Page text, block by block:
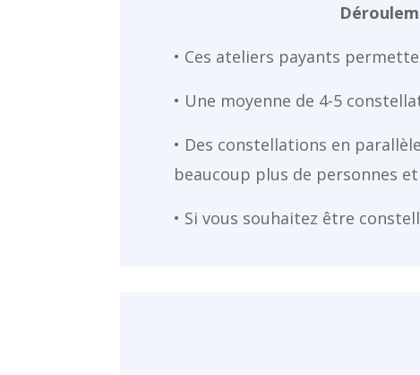
• Ces ateliers payants
• Une moyenne de 4-5
• Des constellations en
beaucoup plus de personnes
• Si vous souhaitez être